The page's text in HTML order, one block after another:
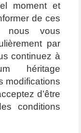
moment et
de ces
nous vous
par
continuez à
héritage
modifications
d’être
conditions